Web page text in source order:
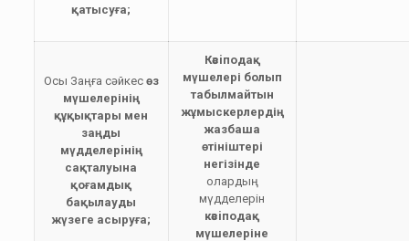
қатысуға;
Осы Заңға сәйкес өз
мүшелерінің
құқықтары мен
заңды
мүдделерiнің
сақталуына
қоғамдық
бақылауды
жүзеге асыруға;
Кәсiподақ
мүшелері болып
табылмайтын
жұмыскерлердің
жазбаша
өтініштері
негізінде
олардың
мүдделерін
кәсiподақ
мүшелеріне